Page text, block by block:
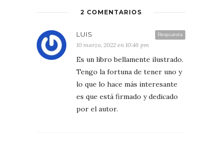
2 COMENTARIOS
Respuesta
LUIS
10 marzo, 2022 en 10:46 pm
Es un libro bellamente ilustrado.
Tengo la fortuna de tener uno y
lo que lo hace más interesante
es que está firmado y dedicado
por el autor.